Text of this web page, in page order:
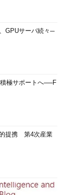
GPUサーバ続々─
極サポートへ──F
提携 第4次産業